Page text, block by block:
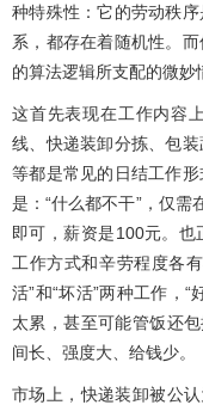
种特殊性：它的劳动秩
系，都存在着随机性。
的算法逻辑所支配的微妙
这首先表现在工作内容
线、快递装卸分拣、包
等都是常见的日结工作
是：“什么都不干”，仅
即可，薪资是100元。
工作方式和辛劳程度各
活”和“坏活”两种工作，
太累，甚至可能管饭还
间长、强度大、给钱少。
市场上，快递装卸被公